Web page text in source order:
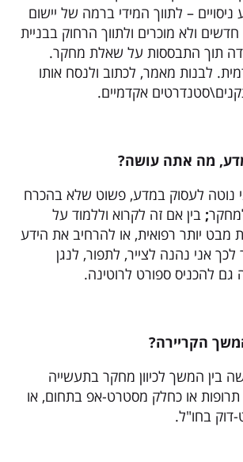
ניסויים – לתווך המידי ברמה של יישום
חדשים ולא מוכרים ולתווך הרחוק בבניית
תוך התבססות על שאלת מחקר.
לבנות מאמר, לכתוב ולנסח אותו
אקדמיים.
, מה אתה עושה?
נוטה לעסוק במדע, פשוט שלא בהכרח
; בין אם זה לקרוא וללמוד על
מבט יותר רפואית, או להרחיב את הידע
אני נהנה לצייר, לתפור, לנגן
גם להכניס ספורט לרוטינה.
הקריירה?
בין המשך לכיוון מחקר בתעשייה
או כחלק מסטרט-אפ בתחום, או
בחו"ל.